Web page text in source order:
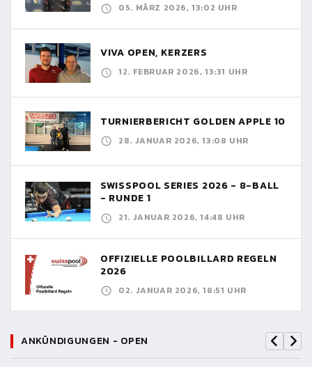
05. MÄRZ 2026, 13:02 UHR
VIVA OPEN, KERZERS
12. FEBRUAR 2026, 13:31 UHR
TURNIERBERICHT GOLDEN APPLE 10
28. JANUAR 2026, 13:08 UHR
SWISSPOOL SERIES 2026 - 8-BALL
- RUNDE 1
21. JANUAR 2026, 14:48 UHR
OFFIZIELLE POOLBILLARD REGELN
2026
02. JANUAR 2026, 18:51 UHR
ANKÜNDIGUNGEN - OPEN